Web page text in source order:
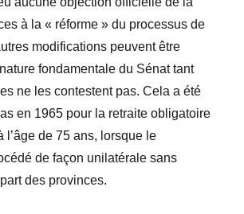
à la « réforme » du processus de
modifications peuvent être
fondamentale du Sénat tant
ne les contestent pas. Cela a été
en 1965 pour la retraite obligatoire
l’âge de 75 ans, lorsque le
de façon unilatérale sans
des provinces.